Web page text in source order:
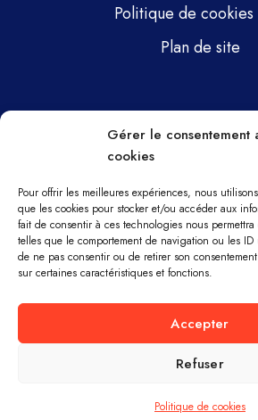
Gérer le consentement
cookies
Pour offrir les meilleures expériences, nous
que les cookies pour stocker et/ou accéder aux
fait de consentir à ces technologies nous
telles que le comportement de navigation ou les
de ne pas consentir ou de retirer son
sur certaines caractéristiques et fonctions.
Accepter
Refuser
Politique de cookies
Politique de cookies
Plan de site
Gsti Mécanique
Gsti
Pièces détachées
Parc machines
GSTI MÉCANIQUE ET
TOUS DROITS